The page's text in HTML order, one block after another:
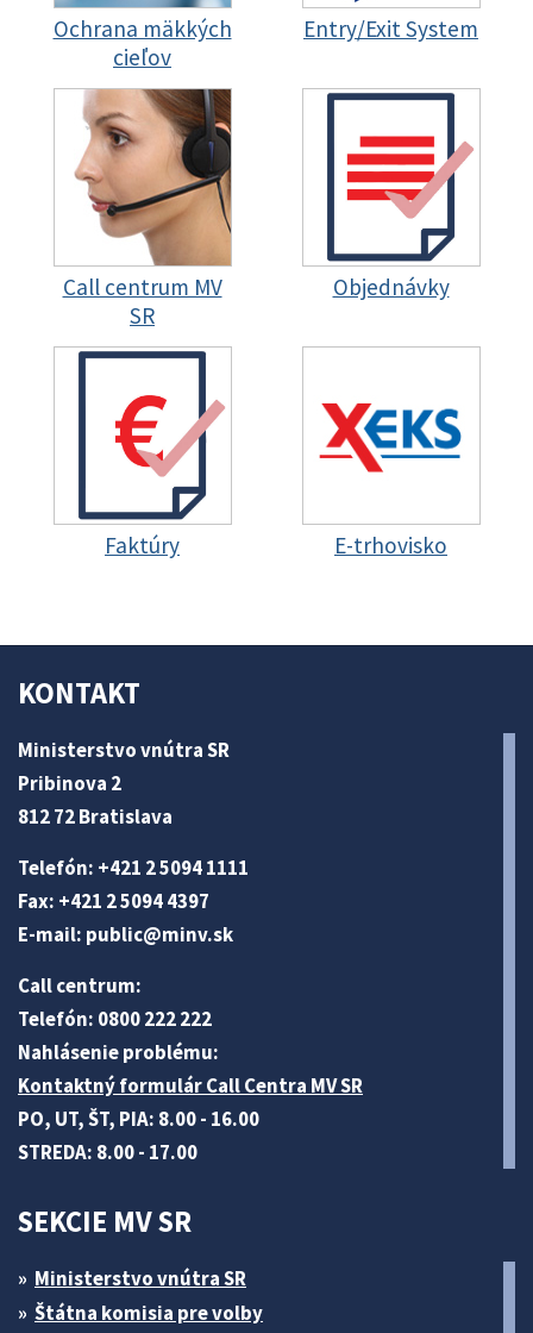
Ochrana mäkkých
cieľov
Entry/Exit System
Call centrum MV
SR
Objednávky
Faktúry E-trhovisko
KONTAKT
Ministerstvo vnútra SR
Pribinova 2
812 72 Bratislava
Telefón: +421 2 5094 1111
Fax: +421 2 5094 4397
E-mail: public@minv.sk
Call centrum:
Telefón: 0800 222 222
Nahlásenie problému:
Kontaktný formulár Call Centra MV SR
PO, UT, ŠT, PIA: 8.00 - 16.00
STREDA: 8.00 - 17.00
SEKCIE MV SR
Ministerstvo vnútra SR
Štátna komisia pre volby